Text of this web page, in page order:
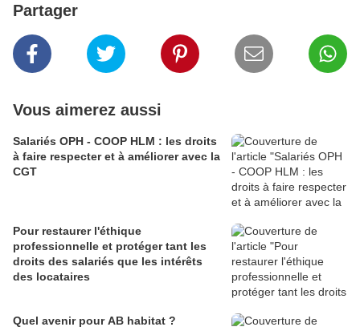
Partager
Vous aimerez aussi
Salariés OPH - COOP HLM : les droits
à faire respecter et à améliorer avec la
CGT
Pour restaurer l'éthique
professionnelle et protéger tant les
droits des salariés que les intérêts
des locataires
Quel avenir pour AB habitat ?